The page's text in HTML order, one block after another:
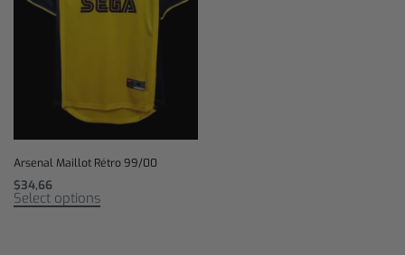
Arsenal Maillot Rétro 99/00
$34,66
Select options